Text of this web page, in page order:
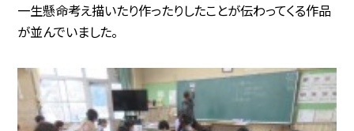
一生懸命考え描いたり作ったりしたことが伝わってくる作品
が並んでいました。